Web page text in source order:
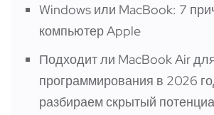
Windows или MacBook: 7
компьютер Apple
Подходит ли MacBook Air
программирования в 2026
разбираем скрытый